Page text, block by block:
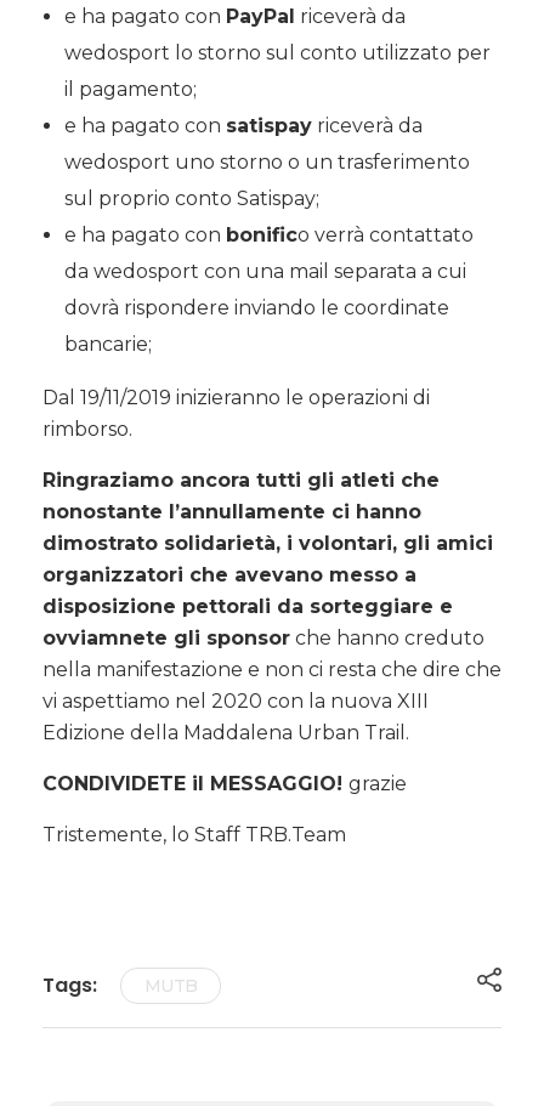
e ha pagato con PayPal riceverà da
wedosport lo storno sul conto utilizzato per
il pagamento;
e ha pagato con satispayriceverà da
wedosport uno storno o un trasferimento
sul proprio conto Satispay;
e ha pagato con bonifico verrà contattato
da wedosport con una mail separata a cui
dovrà rispondere inviando le coordinate
bancarie;
Dal 19/11/2019 inizieranno le operazioni di
rimborso.
Ringraziamo ancora tutti gli atleti che
nonostante l’annullamente ci hanno
dimostrato solidarietà, i volontari, gli amici
organizzatori che avevano messo a
disposizione pettorali da sorteggiare e
ovviamnete gli sponsor che hanno creduto
nella manifestazione e non ci resta che dire che
vi aspettiamo nel 2020 con la nuova XIII
Edizione della Maddalena Urban Trail.
CONDIVIDETE il MESSAGGIO! grazie
Tristemente, lo Staff TRB.Team
Tags: MUTB